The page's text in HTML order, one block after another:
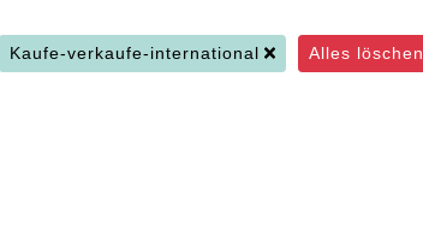
Kaufe-verkaufe-international Alles löschen